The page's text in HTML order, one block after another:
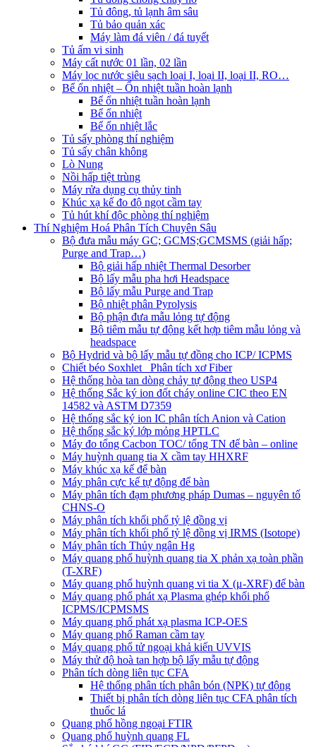
Tủ đông, tủ lạnh âm sâu
Tủ bảo quản xác
Máy làm đá viên / đá tuyết
Tủ ấm vi sinh
Máy cất nước 01 lần, 02 lần
Máy lọc nước siêu sạch loại I, loại II, loại II, RO…
Bể ổn nhiệt – Ổn nhiệt tuần hoàn lạnh
Bể ổn nhiệt tuần hoàn lạnh
Bể ổn nhiệt
Bể ổn nhiệt lắc
Tủ sấy phòng thí nghiệm
Tủ sấy chân không
Lò Nung
Nồi hấp tiệt trùng
Máy rửa dụng cụ thủy tinh
Khúc xạ kế đo độ ngọt cầm tay
Tủ hút khí độc phòng thí nghiệm
Thí Nghiệm Hoá Phân Tích Chuyên Sâu
Bộ đưa mẫu máy GC; GCMS;GCMSMS (giải hấp;
Purge and Trap…)
Bộ giải hấp nhiệt Thermal Desorber
Bộ lấy mẫu pha hơi Headspace
Bộ lấy mẫu Purge and Trap
Bộ nhiệt phân Pyrolysis
Bộ phận đưa mẫu lỏng tự động
Bộ tiêm mẫu tự động kết hợp tiêm mẫu lỏng và
headspace
Bộ Hydrid và bộ lấy mẫu tự đồng cho ICP/ ICPMS
Chiết béo Soxhlet_ Phân tích xơ Fiber
Hệ thống hòa tan dòng chảy tự động theo USP4
Hệ thống Sắc ký ion đốt cháy online CIC theo EN
14582 và ASTM D7359
Hệ thống sắc ký ion IC phân tích Anion và Cation
Hệ thống sắc ký lớp mỏng HPTLC
Máy đo tổng Cacbon TOC/ tổng TN để bàn – online
Máy huỳnh quang tia X cầm tay HHXRF
Máy khúc xạ kế để bàn
Máy phân cực kế tự động để bàn
Máy phân tích đạm phương pháp Dumas – nguyên tố
CHNS-O
Máy phân tích khối phổ tỷ lệ đồng vị
Máy phân tích khối phổ tỷ lệ đồng vị IRMS (Isotope)
Máy phân tích Thủy ngân Hg
Máy quang phổ huỳnh quang tia X phản xạ toàn phần
(T-XRF)
Máy quang phổ huỳnh quang vi tia X (μ-XRF) để bàn
Máy quang phổ phát xạ Plasma ghép khối phổ
ICPMS/ICPMSMS
Máy quang phổ phát xạ plasma ICP-OES
Máy quang phổ Raman cầm tay
Máy quang phổ tử ngoại khả kiến UVVIS
Máy thử độ hoà tan hợp bộ lấy mẫu tự động
Phân tích dòng liên tục CFA
Hệ thống phân tích phân bón (NPK) tự động
Thiết bị phân tích dòng liên tục CFA phân tích
thuốc lá
Quang phổ hồng ngoại FTIR
Quang phổ huỳnh quang FL